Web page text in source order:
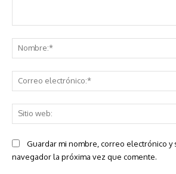
Guardar mi nombre, correo electrónico y
navegador la próxima vez que comente.